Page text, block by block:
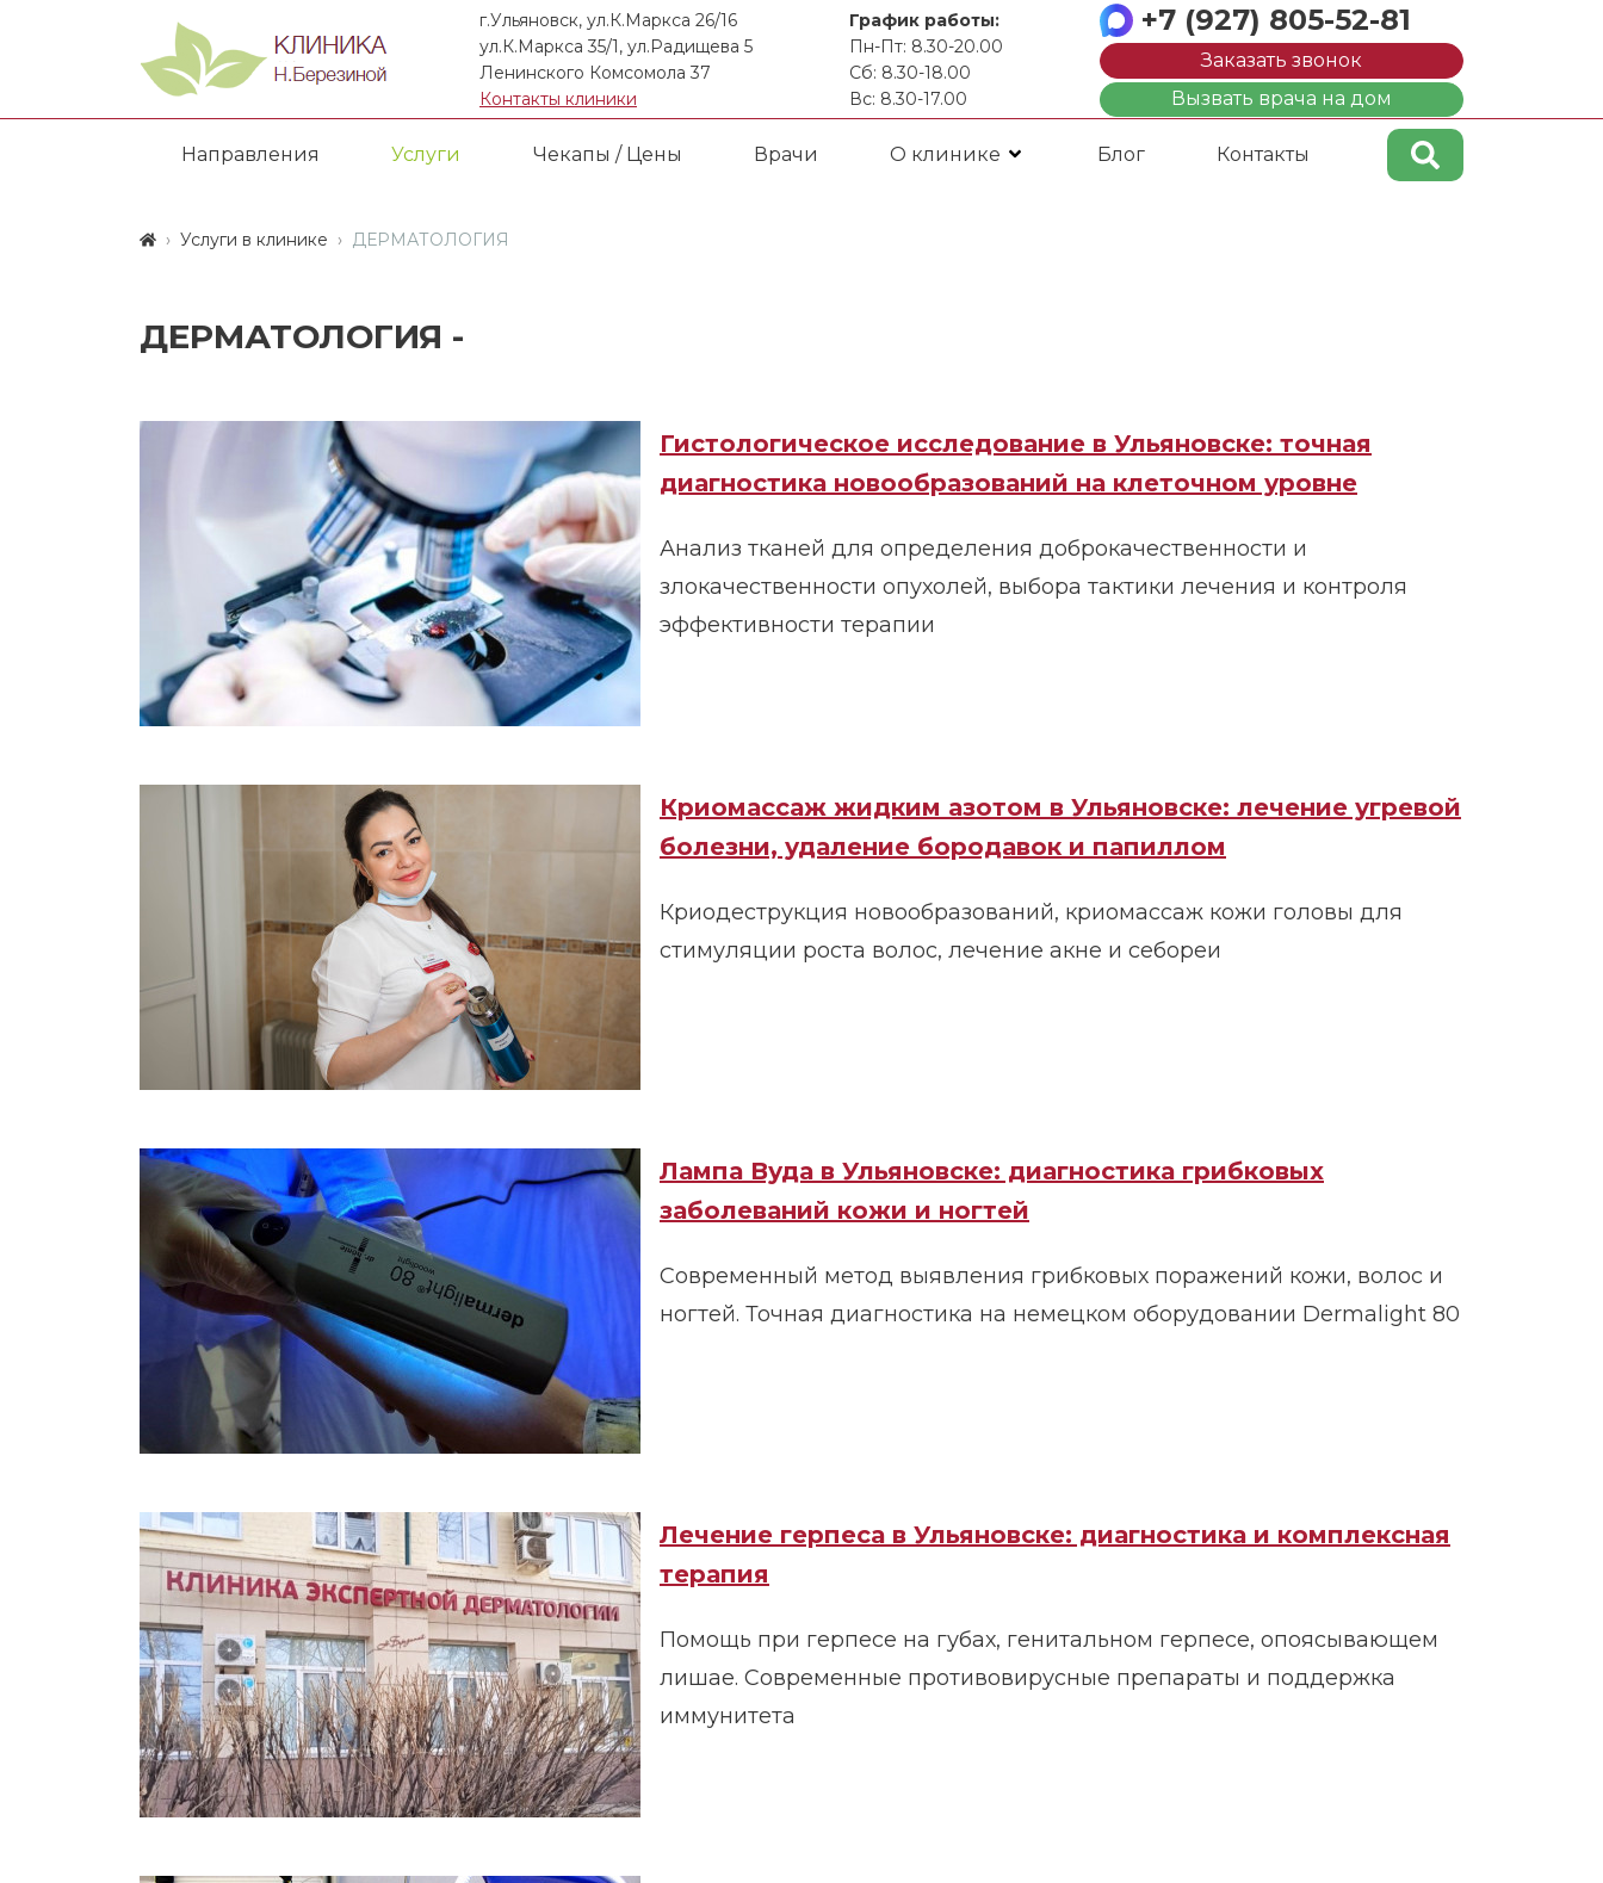
г.Ульяновск, ул.К.Маркса 26/16
ул.К.Маркса 35/1, ул.Радищева 5
Ленинского Комсомола 37
Контакты клиники
График работы:
Пн-Пт: 8.30-20.00
Сб: 8.30-18.00
Вс: 8.30-17.00
+7 (927) 805-52-81
Заказать звонок
Вызвать врача на дом
Направления Услуги Чекапы / Цены Врачи О клинике Блог Контакты
Услуги в клинике ДЕРМАТОЛОГИЯ
ДЕРМАТОЛОГИЯ -
Гистологическое исследование в Ульяновске: точная
диагностика новообразований на клеточном уровне
Анализ тканей для определения доброкачественности и
злокачественности опухолей, выбора тактики лечения и контроля
эффективности терапии
Криомассаж жидким азотом в Ульяновске: лечение угревой
болезни, удаление бородавок и папиллом
Криодеструкция новообразований, криомассаж кожи головы для
стимуляции роста волос, лечение акне и себореи
Лампа Вуда в Ульяновске: диагностика грибковых
заболеваний кожи и ногтей
Современный метод выявления грибковых поражений кожи, волос и
ногтей. Точная диагностика на немецком оборудовании Dermalight 80
Лечение герпеса в Ульяновске: диагностика и комплексная
терапия
Помощь при герпесе на губах, генитальном герпесе, опоясывающем
лишае. Современные противовирусные препараты и поддержка
иммунитета